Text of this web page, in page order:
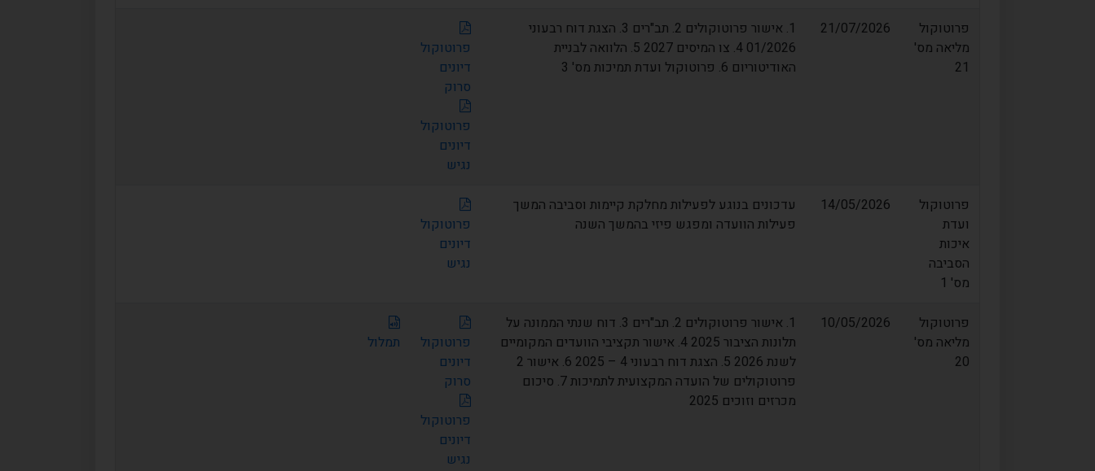
פרוטוקול
מליאה מס'
21
21/07/2026
1. אישור פרוטוקולים 2. תב"רים 3. הצגת דוח רבעוני
01/2026 4. צו המיסים 2027 5. הלוואה לבניית
האודיטוריום 6. פרוטוקול ועדת תמיכות מס' 3
פרוטוקול
דיונים
סרוק
פרוטוקול
דיונים
נגיש
פרוטוקול
ועדת
איכות
הסביבה
מס' 1
14/05/2026
עדכונים בנוגע לפעילות מחלקת קיימות וסביבה המשך
פעילות הוועדה ומפגש פיזי בהמשך השנה
פרוטוקול
דיונים
נגיש
פרוטוקול
מליאה מס'
20
10/05/2026
1. אישור פרוטוקולים 2. תב"רים 3. דוח שנתי הממונה על
תלונות הציבור 2025 4. אישור תקציבי הוועדים המקומיים
לשנת 2026 5. הצגת דוח רבעוני 4 – 2025 6. אישור 2
פרוטוקולים של הועדה המקצועית לתמיכות 7. סיכום
מכרזים וזוכים 2025
פרוטוקול
דיונים
סרוק
פרוטוקול
דיונים
נגיש
תמלול